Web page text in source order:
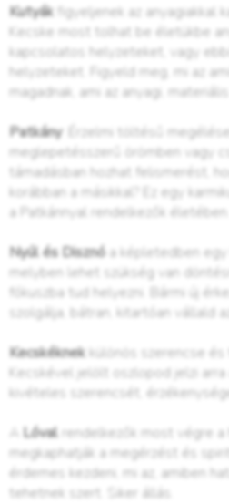
Kutyák figyeljenek az anyagiakkal
Kecske most tolhat be életükbe
kapcsolatos helyzeteket, vagy
helyzeteket. Figyeld meg, mi az
magadnak, ami az anyagi,
Patkány: Érzelmi töltésű
meglepetésszerű örömben vagy
támadásban hozhat felismerést,
korábban a másikkal? Ez egy
a Patkánnyal rendelkezők életében.
Nyúl és Disznó a képletedben
melyben lehet szükség van
fókuszba tud helyezni. Bármi új
szolgálja, bátran, kitartóan vállald
Kecskéknek különös szerencse és
Kecskével jelölt oszlopod jelzi
kivételes szerencsét,
Lóval rendelkezők most végre a
megkaphatják a megérzést és
érdemes kezdeni, mi az, amiben
tehetnek szert. Siker állás.